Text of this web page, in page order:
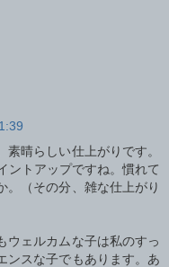
晴らしい仕上がりです。
ントアップですね。慣れて
。（その分、雑な仕上がり
ウェルカムな子は私のすっ
ンスな子でもあります。あ